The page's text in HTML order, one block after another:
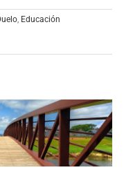
, Educación